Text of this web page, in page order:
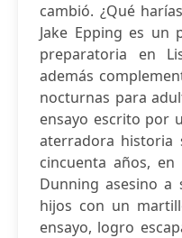
cambió. ¿Qué
Jake Epping es un
preparatoria en
además
nocturnas para
ensayo escrito por
aterradora historia
cincuenta años,
Dunning asesino a
hijos con un
ensayo, logro